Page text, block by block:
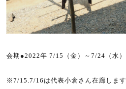
会期●2022年 7/15（金）～7/24（水）
※7/15.7/16は代表小倉さん在廊します